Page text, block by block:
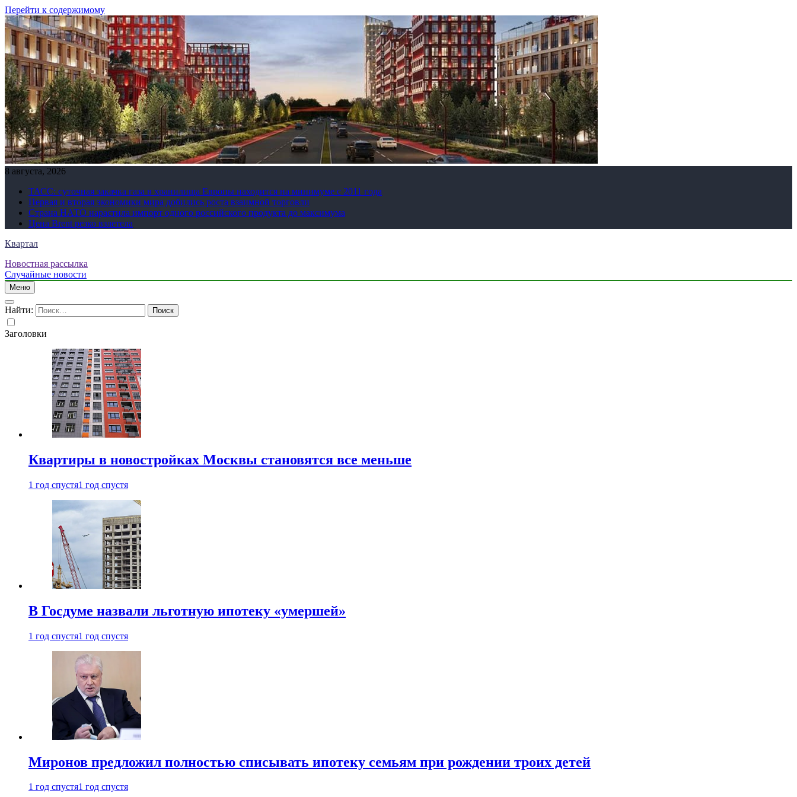
Перейти к содержимому
8 августа, 2026
ТАСС: суточная закачка газа в хранилища Европы находится на минимуме с 2011 года
Первая и вторая экономики мира добились роста взаимной торговли
Страна НАТО нарастила импорт одного российского продукта до максимума
Цена Brent резко взлетела
Квартал
Новостная рассылка
Случайные новости
Меню
Найти:
Заголовки
Квартиры в новостройках Москвы становятся все меньше
1 год спустя1 год спустя
В Госдуме назвали льготную ипотеку «умершей»
1 год спустя1 год спустя
Миронов предложил полностью списывать ипотеку семьям при рождении троих детей
1 год спустя1 год спустя